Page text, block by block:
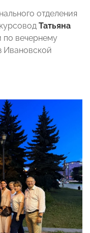
отделения
Татьяна
по вечернему
Ивановской